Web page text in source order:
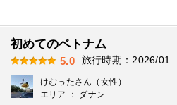
初めてのベトナム
5.0 旅行時期：2026/01
けむったさん（女性）
エリア ： ダナン